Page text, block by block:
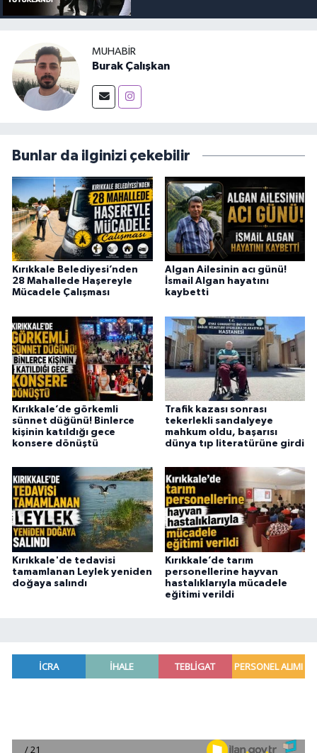
MUHABIR
Burak Çalışkan
Bunlar da ilginizi çekebilir
Kırıkkale Belediyesi’nden
28 Mahallede Haşereyle
Mücadele Çalışması
Algan Ailesinin acı günü!
İsmail Algan hayatını
kaybetti
Kırıkkale’de görkemli
sünnet düğünü! Binlerce
kişinin katıldığı gece
konsere dönüştü
Trafik kazası sonrası
tekerlekli sandalyeye
mahkum oldu, başarısı
dünya tıp literatürüne girdi
Kırıkkale'de tedavisi
tamamlanan Leylek yeniden
doğaya salındı
Kırıkkale’de tarım
personellerine hayvan
hastalıklarıyla mücadele
eğitimi verildi